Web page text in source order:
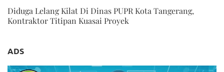
Diduga Lelang Kilat Di Dinas PUPR Kota Tangerang,
Kontraktor Titipan Kuasai Proyek
ADS